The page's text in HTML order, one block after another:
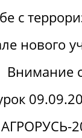
с
нового
Внимание